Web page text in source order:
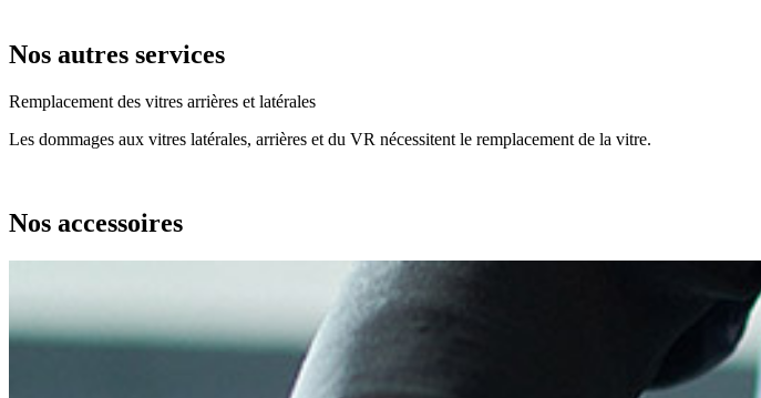
Nos autres services
Remplacement des vitres arrières et latérales
Les dommages aux vitres latérales, arrières et du VR nécessitent le remplacement de la vitre.
Nos accessoires